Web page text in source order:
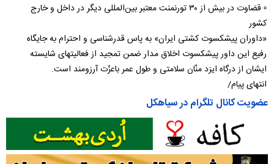
▫️ قضاوت در بیش از ۳۰ تورنمنت معتبر بین‌المللی دیگر در داخل و خارج
کشور
«داوران پیشکسوت کشتی ایران» به پاس قدرشناسی و احترام به جایگاه
رفیع این داور پیشکسوت اخلاق مدار ضمن تمجید از فعالیتهای شایسته
ایشان از درگاه ایزد منّان سلامتی و طول عمر باعزّت آرزومند است.
انتهای پیام/
عضویت کانال تلگرام در سیاهکل